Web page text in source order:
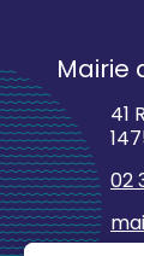
Mairie
41
02